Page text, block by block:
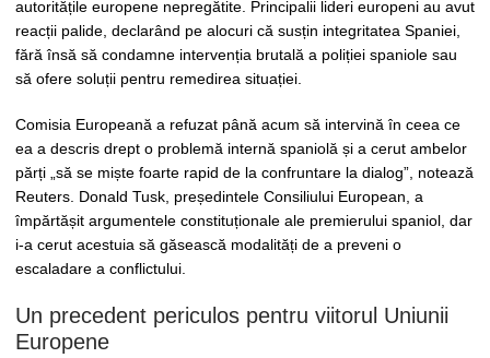
autoritățile europene nepregătite. Principalii lideri europeni au avut
reacții palide, declarând pe alocuri că susțin integritatea Spaniei,
fără însă să condamne intervenția brutală a poliției spaniole sau
să ofere soluții pentru remedirea situației.
Comisia Europeană a refuzat până acum să intervină în ceea ce
ea a descris drept o problemă internă spaniolă și a cerut ambelor
părți „să se miște foarte rapid de la confruntare la dialog”, notează
Reuters. Donald Tusk, președintele Consiliului European, a
împărtășit argumentele constituționale ale premierului spaniol, dar
i-a cerut acestuia să găsească modalități de a preveni o
escaladare a conflictului.
Un precedent periculos pentru viitorul Uniunii
Europene